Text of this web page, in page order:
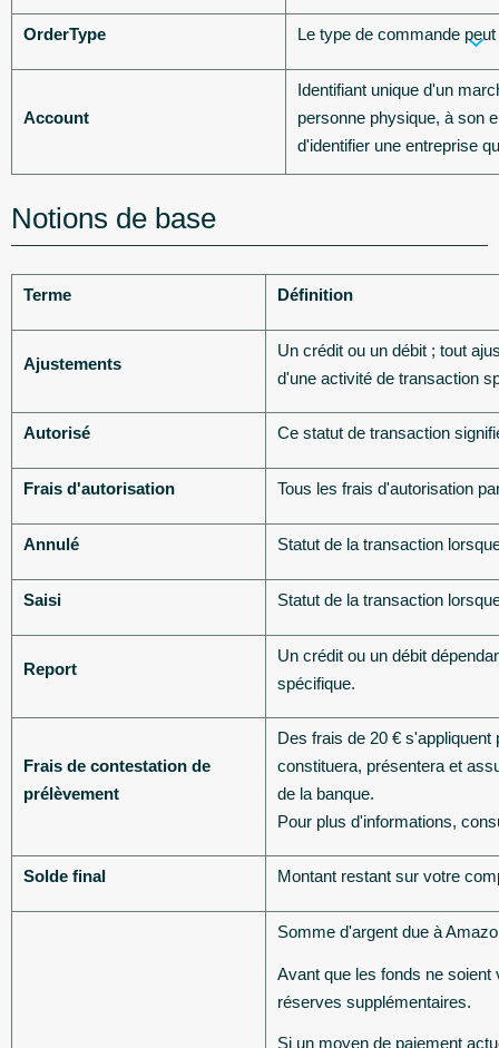
OrderType Le type de commande
Account
Identifiant unique d'un
personne physique, à son
d'identifier une entreprise
Notions de base
Terme Définition
Ajustements
Un crédit ou un débit ; tout
d'une activité de transaction
Autorisé Ce statut de transaction
Frais d'autorisation Tous les frais d'autorisation
Annulé Statut de la transaction
Saisi Statut de la transaction
Report
Un crédit ou un débit
spécifique.
Frais de contestation de
prélèvement
Des frais de 20 €
constituera, présentera et
de la banque.
Pour plus d'informations,
Solde final Montant restant sur votre
Somme d'argent due à
Avant que les fonds ne
réserves supplémentaires.
Si un moyen de paiement